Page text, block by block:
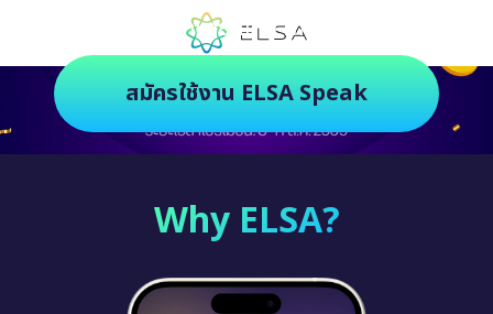
ตัวช่วยฝึกภาษายุคใหม่ ฝึกสนุกยิ่งกว่า
สมัครใช้งาน ELSA Speak
Why ELSA?